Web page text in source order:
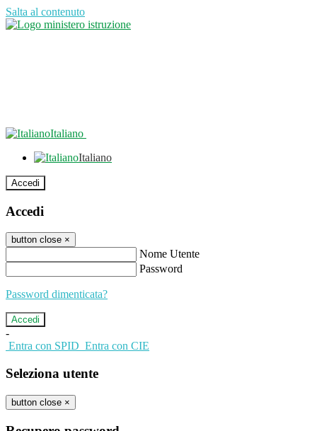
Salta al contenuto
Italiano
Italiano
Accedi
Accedi
button close ×
Nome Utente
Password
Password dimenticata?
-
Entra con SPID Entra con CIE
Seleziona utente
button close ×